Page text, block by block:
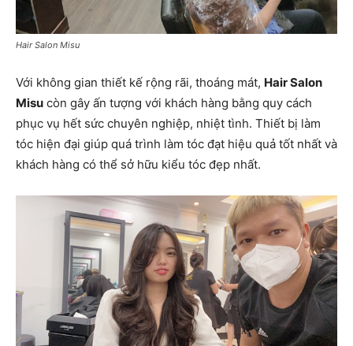
Hair Salon Misu
Với không gian thiết kế rộng rãi, thoáng mát, Hair Salon
Misu còn gây ấn tượng với khách hàng bằng quy cách
phục vụ hết sức chuyên nghiệp, nhiệt tình. Thiết bị làm
tóc hiện đại giúp quá trình làm tóc đạt hiệu quả tốt nhất và
khách hàng có thể sở hữu kiểu tóc đẹp nhất.